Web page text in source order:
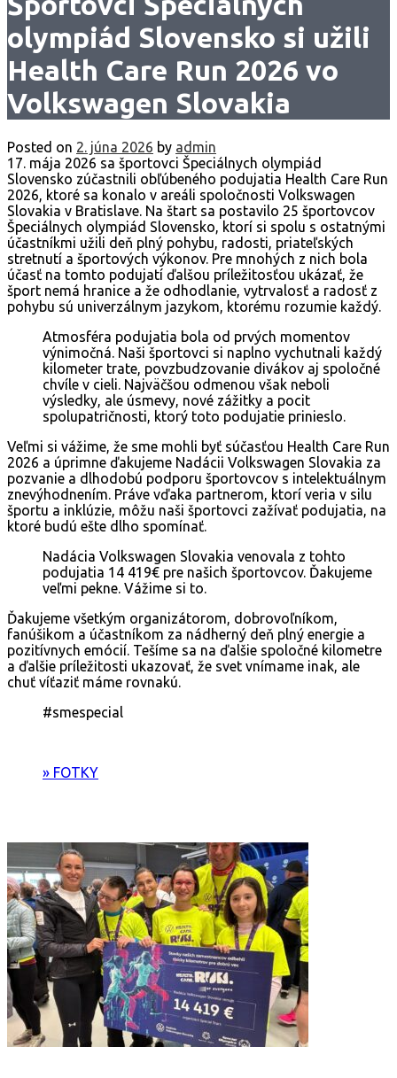
olympiád Slovensko si užili
Health Care Run 2026 vo
Volkswagen Slovakia
Posted on 2. júna 2026 by admin
17. mája 2026 sa športovci Špeciálnych olympiád
Slovensko zúčastnili obľúbeného podujatia Health Care Run
2026, ktoré sa konalo v areáli spoločnosti Volkswagen
Slovakia v Bratislave. Na štart sa postavilo 25 športovcov
Špeciálnych olympiád Slovensko, ktorí si spolu s ostatnými
účastníkmi užili deň plný pohybu, radosti, priateľských
stretnutí a športových výkonov. Pre mnohých z nich bola
účasť na tomto podujatí ďalšou príležitosťou ukázať, že
šport nemá hranice a že odhodlanie, vytrvalosť a radosť z
pohybu sú univerzálnym jazykom, ktorému rozumie každý.
Atmosféra podujatia bola od prvých momentov
výnimočná. Naši športovci si naplno vychutnali každý
kilometer trate, povzbudzovanie divákov aj spoločné
chvíle v cieli. Najväčšou odmenou však neboli
výsledky, ale úsmevy, nové zážitky a pocit
spolupatričnosti, ktorý toto podujatie prinieslo.
Veľmi si vážime, že sme mohli byť súčasťou Health Care Run
2026 a úprimne ďakujeme Nadácii Volkswagen Slovakia za
pozvanie a dlhodobú podporu športovcov s intelektuálnym
znevýhodnením. Práve vďaka partnerom, ktorí veria v silu
športu a inklúzie, môžu naši športovci zažívať podujatia, na
ktoré budú ešte dlho spomínať.
Nadácia Volkswagen Slovakia venovala z tohto
podujatia 14 419€ pre našich športovcov. Ďakujeme
veľmi pekne. Vážime si to.
Ďakujeme všetkým organizátorom, dobrovoľníkom,
fanúšikom a účastníkom za nádherný deň plný energie a
pozitívnych emócií. Tešíme sa na ďalšie spoločné kilometre
a ďalšie príležitosti ukazovať, že svet vnímame inak, ale
chuť víťaziť máme rovnakú.
#smespecial
» FOTKY